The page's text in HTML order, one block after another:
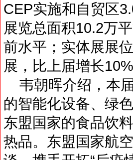
CEP实施和自贸区
展览总面积10.2万
前水平；实体展展
展，比上届增长10%
韦朝晖介绍，本
的智能化设备、绿
东盟国家的食品饮
热品。东盟国家航